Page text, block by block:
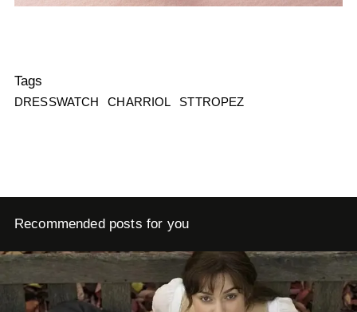
Tags
DRESSWATCH CHARRIOL STTROPEZ
Recommended posts for you